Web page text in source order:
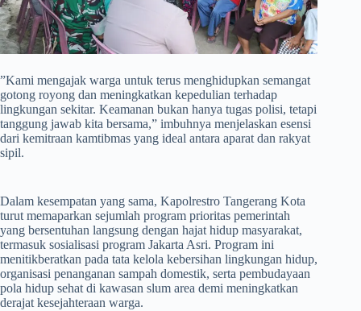
​”Kami mengajak warga untuk terus menghidupkan semangat
gotong royong dan meningkatkan kepedulian terhadap
lingkungan sekitar. Keamanan bukan hanya tugas polisi, tetapi
tanggung jawab kita bersama,” imbuhnya menjelaskan esensi
dari kemitraan kamtibmas yang ideal antara aparat dan rakyat
sipil.
​Dalam kesempatan yang sama, Kapolrestro Tangerang Kota
turut memaparkan sejumlah program prioritas pemerintah
yang bersentuhan langsung dengan hajat hidup masyarakat,
termasuk sosialisasi program Jakarta Asri. Program ini
menitikberatkan pada tata kelola kebersihan lingkungan hidup,
organisasi penanganan sampah domestik, serta pembudayaan
pola hidup sehat di kawasan slum area demi meningkatkan
derajat kesejahteraan warga.